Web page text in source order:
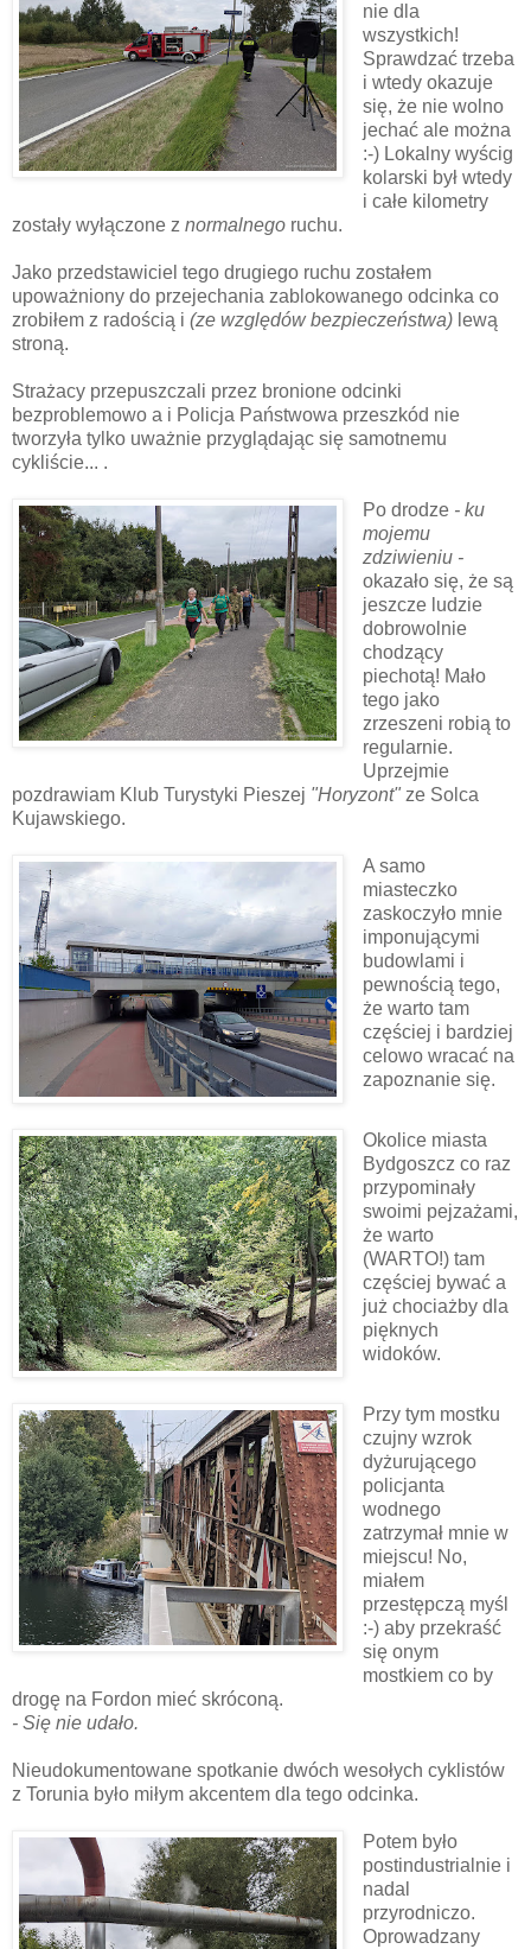
nie dla
wszystkich!
Sprawdzać trzeba
i wtedy okazuje
się, że nie wolno
jechać ale można
:-) Lokalny wyścig
kolarski był wtedy
i całe kilometry
zostały wyłączone z normalnego ruchu.
Jako przedstawiciel tego drugiego ruchu zostałem
upoważniony do przejechania zablokowanego odcinka co
zrobiłem z radością i (ze względów bezpieczeństwa) lewą
stroną.
Strażacy przepuszczali przez bronione odcinki
bezproblemowo a i Policja Państwowa przeszkód nie
tworzyła tylko uważnie przyglądając się samotnemu
cykliście... .
Po drodze - ku
mojemu
zdziwieniu -
okazało się, że są
jeszcze ludzie
dobrowolnie
chodzący
piechotą! Mało
tego jako
zrzeszeni robią to
regularnie.
Uprzejmie
pozdrawiam Klub Turystyki Pieszej "Horyzont" ze Solca
Kujawskiego.
A samo
miasteczko
zaskoczyło mnie
imponującymi
budowlami i
pewnością tego,
że warto tam
częściej i bardziej
celowo wracać na
zapoznanie się.
Okolice miasta
Bydgoszcz co raz
przypominały
swoimi pejzażami,
że warto
(WARTO!) tam
częściej bywać a
już chociażby dla
pięknych
widoków.
Przy tym mostku
czujny wzrok
dyżurującego
policjanta
wodnego
zatrzymał mnie w
miejscu! No,
miałem
przestępczą myśl
:-) aby przekraść
się onym
mostkiem co by
drogę na Fordon mieć skróconą.
- Się nie udało.
Nieudokumentowane spotkanie dwóch wesołych cyklistów
z Torunia było miłym akcentem dla tego odcinka.
Potem było
postindustrialnie i
nadal
przyrodniczo.
Oprowadzany